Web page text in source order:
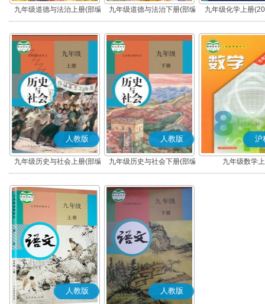
九年级道德与法治上册(部编
版)
九年级道德与法治下册(部编
版)
九年级化学上册
人教版
九年级历史与社会上册(部编
版)
人教版
九年级历史与社会下册(部编
版)
沪
九年级数学
人教版 人教版